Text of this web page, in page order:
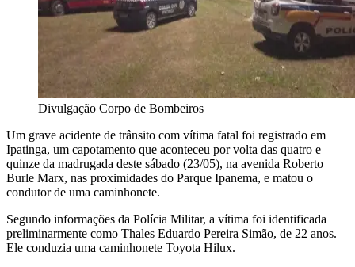
Divulgação Corpo de Bombeiros
Um grave acidente de trânsito com vítima fatal foi registrado em
Ipatinga, um capotamento que aconteceu por volta das quatro e
quinze da madrugada deste sábado (23/05), na avenida Roberto
Burle Marx, nas proximidades do Parque Ipanema, e matou o
condutor de uma caminhonete.
Segundo informações da Polícia Militar, a vítima foi identificada
preliminarmente como Thales Eduardo Pereira Simão, de 22 anos.
Ele conduzia uma caminhonete Toyota Hilux.